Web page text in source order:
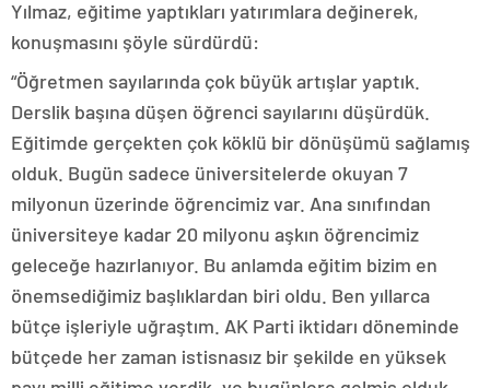
Yılmaz, eğitime yaptıkları yatırımlara değinerek,
konuşmasını şöyle sürdürdü:
“Öğretmen sayılarında çok büyük artışlar yaptık.
Derslik başına düşen öğrenci sayılarını düşürdük.
Eğitimde gerçekten çok köklü bir dönüşümü sağlamış
olduk. Bugün sadece üniversitelerde okuyan 7
milyonun üzerinde öğrencimiz var. Ana sınıfından
üniversiteye kadar 20 milyonu aşkın öğrencimiz
geleceğe hazırlanıyor. Bu anlamda eğitim bizim en
önemsediğimiz başlıklardan biri oldu. Ben yıllarca
bütçe işleriyle uğraştım. AK Parti iktidarı döneminde
bütçede her zaman istisnasız bir şekilde en yüksek